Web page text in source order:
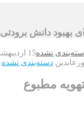
بهبود دانش برودتی
نشده15 اردیبهشت روز ملی تهویه مطبوع
دسته‌بندی نشده